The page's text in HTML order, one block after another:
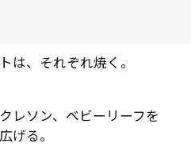
は、それぞれ焼く。
レソン、ベビーリーフを
げる。